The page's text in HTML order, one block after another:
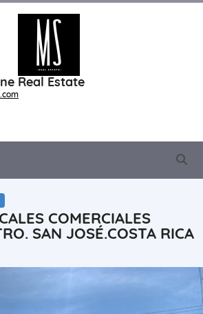
Real Estate
COMERCIALES
SAN JOSÉ.COSTA RICA